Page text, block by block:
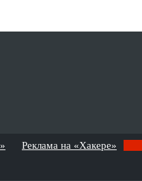
Реклама на «Хакере»